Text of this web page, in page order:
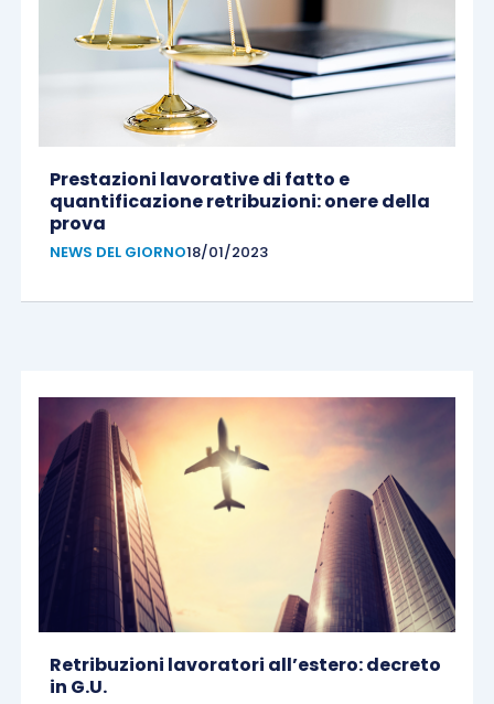
Prestazioni lavorative di fatto e
quantificazione retribuzioni: onere della
prova
NEWS DEL GIORNO18/01/2023
Retribuzioni lavoratori all’estero: decreto
in G.U.